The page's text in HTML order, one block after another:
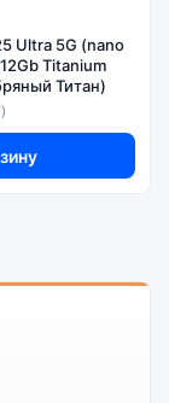
Ultra 5G (nano
Titanium
Титан)